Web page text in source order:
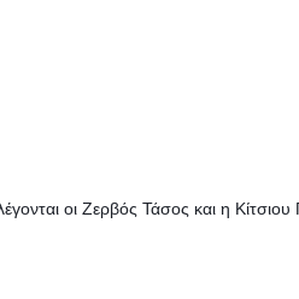
οι Ζερβός Τάσος και η Κίτσιου